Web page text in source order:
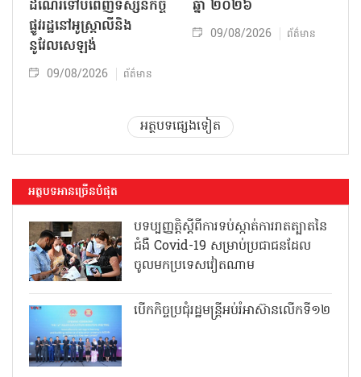
ដំណើរទៅបំពេញទស្សនកិច្ច
ផ្លូវរដ្ឋនៅអូស្ត្រាលីនិង
នូវែលសេឡង់
09/08/2026 ព័ត៌មាន
ឆ្នាំ ២០២៦
09/08/2026 ព័ត៌មាន
អត្ថបទផ្សេងទៀត
អត្ថបទអានច្រើនបំផុត
បទប្បញ្ញត្តិស្តីពីការទប់ស្កាត់ការរាតត្បាតនៃ
ជំងឺ Covid-19 សម្រាប់ប្រជាជនដែល
ចូលមកប្រទេសវៀតណាម
បើកកិច្ចប្រជុំរដ្ឋមន្ត្រីអប់រំអាស៊ានលើកទី១២